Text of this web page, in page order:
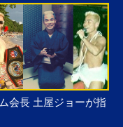
会長 土屋ジョーが指